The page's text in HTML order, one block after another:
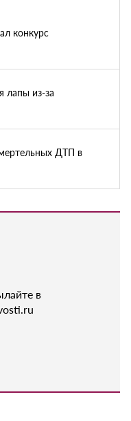
конкурс
лапы из-за
ДТП в
в